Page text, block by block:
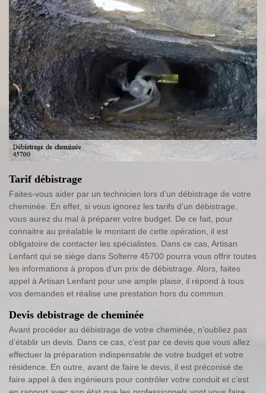
Tarif débistrage
Faites-vous aider par un technicien lors d’un débistrage de votre
cheminée. En effet, si vous ignorez les tarifs d’un débistrage,
vous aurez du mal à préparer votre budget. De ce fait, pour
connaitre au préalable le montant de cette opération, il est
obligatoire de contacter les spécialistes. Dans ce cas, Artisan
Lenfant qui se siège dans Solterre 45700 pourra vous offrir toutes
les informations à propos d’un prix de débistrage. Alors, faites
appel à Artisan Lenfant pour une ample plaisir, il répond à tous
vos demandes et réalise une prestation hors du commun.
Devis debistrage de cheminée
Avant procéder au débistrage de votre cheminée, n’oubliez pas
d’établir un devis. Dans ce cas, c’est par ce devis que vous allez
effectuer la préparation indispensable de votre budget et votre
résidence. En outre, avant de faire le devis, il est préconisé de
faire appel à des ingénieurs pour contrôler votre conduit et c’est